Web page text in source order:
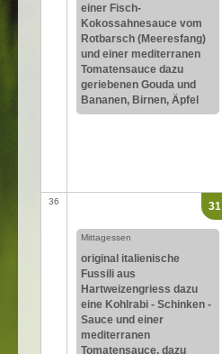
einer Fisch-
Kokossahnesauce vom
Rotbarsch (Meeresfang)
und einer mediterranen
Tomatensauce dazu
geriebenen Gouda und
Bananen, Birnen, Äpfel
36 31
Mittagessen
original italienische
Fussili aus
Hartweizengriess dazu
eine Kohlrabi - Schinken -
Sauce und einer
mediterranen
Tomatensauce, dazu